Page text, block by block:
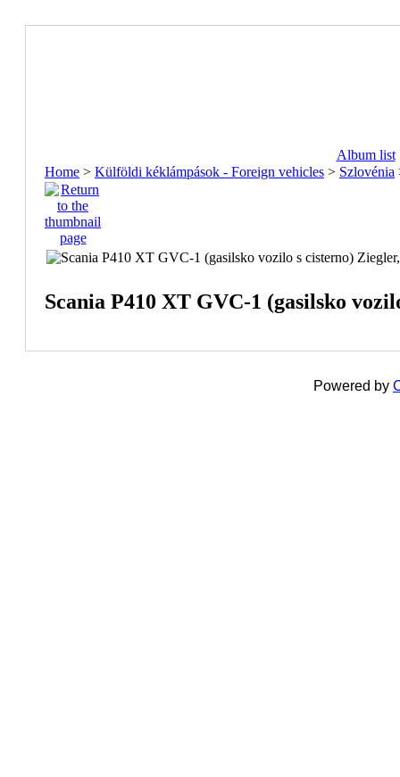
Album list
Home > Külföldi kéklámpások - Foreign vehicles > Szlovénia
Scania P410 XT GVC-1 (gasilsko
Powered by